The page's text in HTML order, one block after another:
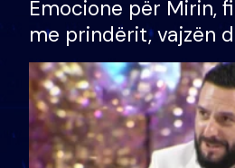
Emocione për Mirin,
me prindërit, vajzën
bashkëshorten:
divorci apo jo?